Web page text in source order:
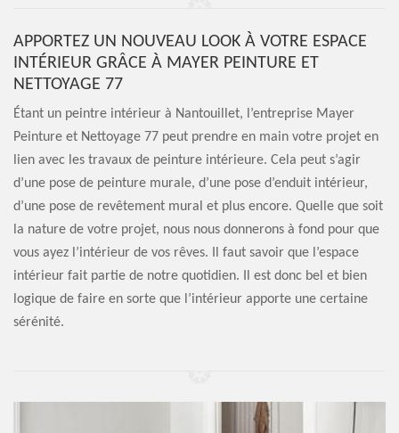
APPORTEZ UN NOUVEAU LOOK À VOTRE ESPACE
INTÉRIEUR GRÂCE À MAYER PEINTURE ET
NETTOYAGE 77
Étant un peintre intérieur à Nantouillet, l’entreprise Mayer
Peinture et Nettoyage 77 peut prendre en main votre projet en
lien avec les travaux de peinture intérieure. Cela peut s’agir
d’une pose de peinture murale, d’une pose d’enduit intérieur,
d’une pose de revêtement mural et plus encore. Quelle que soit
la nature de votre projet, nous nous donnerons à fond pour que
vous ayez l’intérieur de vos rêves. Il faut savoir que l’espace
intérieur fait partie de notre quotidien. Il est donc bel et bien
logique de faire en sorte que l’intérieur apporte une certaine
sérénité.